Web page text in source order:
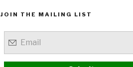
JOIN THE MAILING LIST